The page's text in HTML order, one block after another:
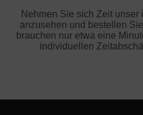
Nehmen Sie sich Zeit
anzusehen und bestellen
brauchen nur etwa eine
individuellen